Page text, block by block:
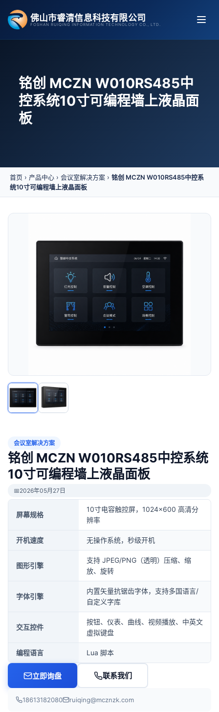
容
佛山市睿清信息科技有限公司
FOSHAN RUIQING INFORMATION TECHNOLOGY CO., LTD.
铭创 MCZN W010RS485中
控系统10寸可编程墙上液晶面
板
首页 › 产品中心 › 会议室解决方案 › 铭创 MCZN W010RS485中控系
统10寸可编程墙上液晶面板
会议室解决方案
铭创 MCZN W010RS485中控系统
10寸可编程墙上液晶面板
📅2026年05月27日
屏幕规格
10寸电容触控屏，1024×600 高清分
辨率
开机速度 无操作系统，秒级开机
图形引擎
支持 JPEG/PNG（透明）压缩、缩
放、旋转
字体引擎
内置矢量抗锯齿字体，支持多国语言/
自定义字库
交互控件
按钮、仪表、曲线、视频播放、中英文
虚拟键盘
编程语言 Lua 脚本
立即询盘 联系我们
18613182080 ruiqing@mcznzk.com